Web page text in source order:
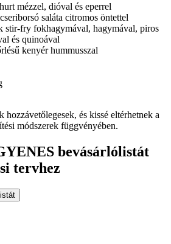
mézzel, dióval és eperrel
saláta citromos öntettel
stir-fry fokhagymával, hagymával, piros
és quinoával
kenyér hummusszal
hozzávetőlegesek, és kissé eltérhetnek a
módszerek függvényében.
bevásárlólistát
tervhez